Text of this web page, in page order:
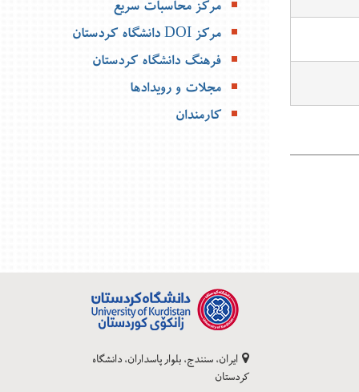
مرکز محاسبات سریع
مرکز DOI دانشگاه کردستان
فرهنگ دانشگاه کردستان
مجلات و رویدادها
کارمندان
ایران، سنندج، بلوار پاسداران، دانشگاه
کردستان